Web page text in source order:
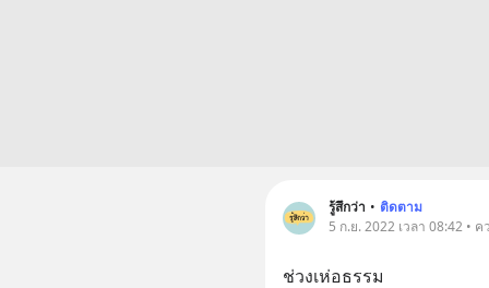
รู้สึกว่า • ติดตาม
5 ก.ย. 2022 เวลา 08:42 •
ช่วงเห่อธรรม